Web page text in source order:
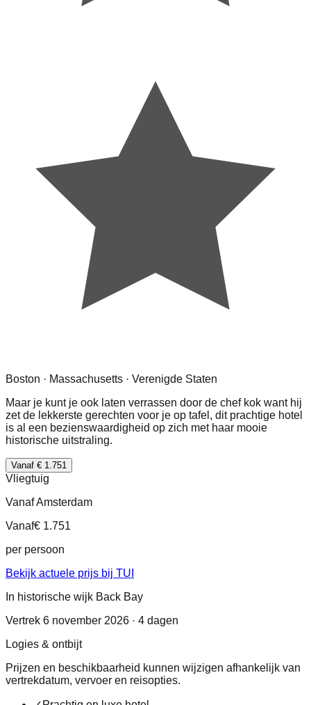
Boston · Massachusetts · Verenigde Staten
Maar je kunt je ook laten verrassen door de chef kok want hij
zet de lekkerste gerechten voor je op tafel, dit prachtige hotel
is al een bezienswaardigheid op zich met haar mooie
historische uitstraling.
Vanaf € 1.751
Vliegtuig
Vanaf Amsterdam
Vanaf€ 1.751
per persoon
Bekijk actuele prijs bij TUI
In historische wijk Back Bay
Vertrek 6 november 2026 · 4 dagen
Logies & ontbijt
Prijzen en beschikbaarheid kunnen wijzigen afhankelijk van
vertrekdatum, vervoer en reisopties.